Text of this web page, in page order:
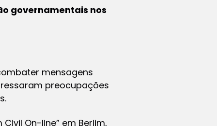
governamentais nos
mensagens
preocupações
On-line” em Berlim,